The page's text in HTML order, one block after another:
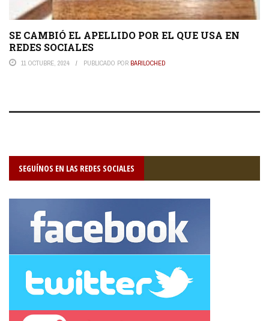
SE CAMBIÓ EL APELLIDO POR EL QUE USA EN
REDES SOCIALES
11 OCTUBRE, 2024 PUBLICADO POR BARILOCHED
SEGUÍNOS EN LAS REDES SOCIALES